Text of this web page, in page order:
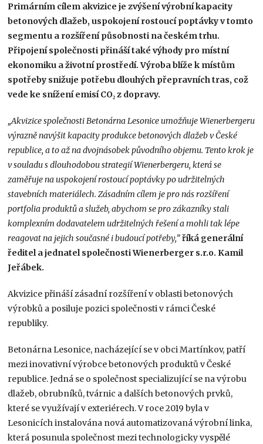
Primárním cílem akvizice je zvýšení výrobní kapacity
betonových dlažeb, uspokojení rostoucí poptávky v tomto
segmentu a rozšíření působnosti na českém trhu.
Připojení společnosti přináší také výhody pro místní
ekonomiku a životní prostředí. Výroba blíže k místům
spotřeby snižuje potřebu dlouhých přepravních tras, což
vede ke snížení emisí CO₂z dopravy.
„Akvizice společnosti Betonárna Lesonice umožňuje Wienerbergeru
výrazně navýšit kapacity produkce betonových dlažeb v České
republice, a to až na dvojnásobek původního objemu. Tento krok je
v souladu s dlouhodobou strategií Wienerbergeru, která se
zaměřuje na uspokojení rostoucí poptávky po udržitelných
stavebních materiálech. Zásadním cílem je pro nás rozšíření
portfolia produktů a služeb, abychom se pro zákazníky stali
komplexním dodavatelem udržitelných řešení a mohli tak lépe
reagovat na jejich současné i budoucí potřeby,”říká generální
ředitel a jednatel společnosti Wienerberger s.r.o. Kamil
Jeřábek.
Akvizice přináší zásadní rozšíření v oblasti betonových
výrobků a posiluje pozici společnosti v rámci České
republiky.
Betonárna Lesonice, nacházející se v obci Martínkov, patří
mezi inovativní výrobce betonových produktů v České
republice. Jedná se o společnost specializující se na výrobu
dlažeb, obrubníků, tvárnic a dalších betonových prvků,
které se využívají v exteriérech. V roce 2019 byla v
Lesonicích instalována nová automatizovaná výrobní linka,
která posunula společnost mezi technologicky vyspělé